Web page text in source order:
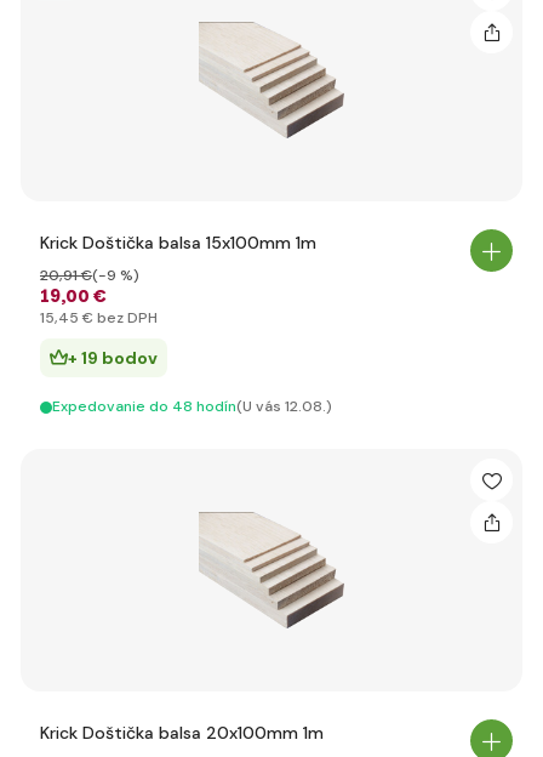
Krick Doštička balsa 15x100mm 1m
19,00 €
20,91 €(-9 %)
15,45 € bez DPH
+ 19 bodov
Expedovanie do 48 hodín(U vás 12.08.)
Krick Doštička balsa 20x100mm 1m